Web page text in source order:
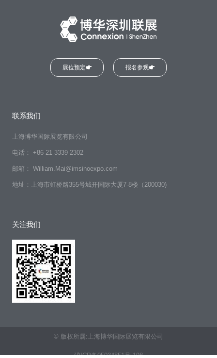
展位预定 报名参观
联系我们
上海博华国际展览有限公司
电话： +86 21 3339 2302
邮箱： William.Mai@imsinoexpo.com
地址：上海市虹桥路355号城开国际大厦7-8楼（200030)
关注我们
© 版权所属:上海博华国际展览有限公司
沪ICP备05034851号-198